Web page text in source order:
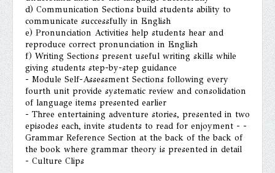
d) Communication Sections build students ability to
communicate successfully in English
e) Pronunciation Activities help students hear and
reproduce correct pronunciation in English
f) Writing Sections present useful writing skills while
giving students step-by-step guidance
- Module Self-Assessment Sections following every
fourth unit provide systematic review and consolidation
of language items presented earlier
- Three entertaining adventure stories, presented in two
episodes each, invite students to read for enjoyment - -
Grammar Reference Section at the back of the back of
the book where grammar theory is presented in detail
- Culture Clips